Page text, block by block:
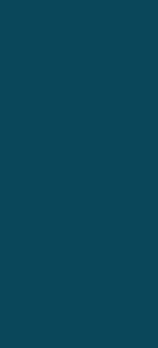
Dilakukan
Untuk